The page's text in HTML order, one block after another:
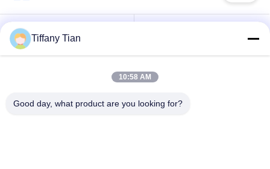
Segnaletica digitale
Segnaletica touch
Tiffany Tian
10:58 AM
Good day, what product are you looking for?